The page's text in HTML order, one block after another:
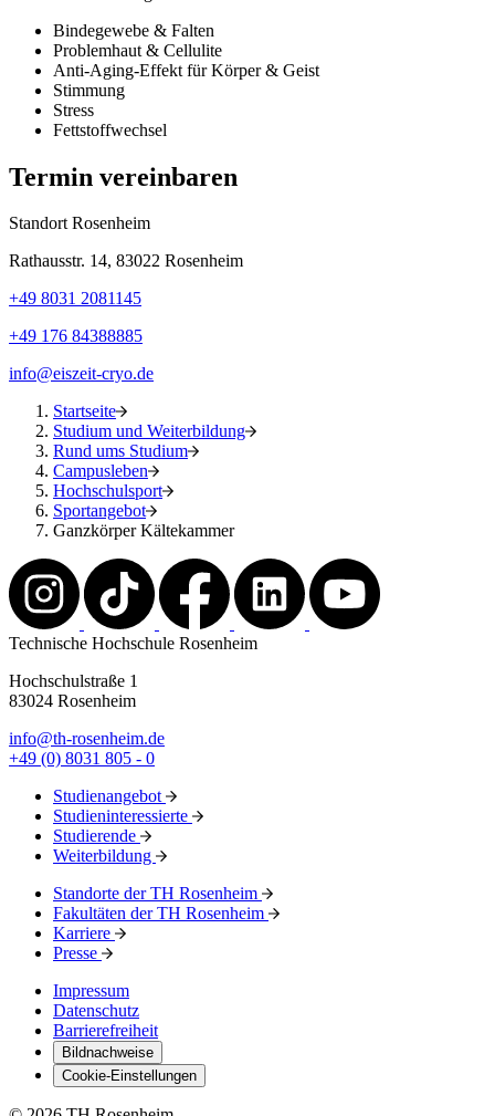
Bindegewebe & Falten
Problemhaut & Cellulite
Anti-Aging-Effekt für Körper & Geist
Stimmung
Stress
Fettstoffwechsel
Termin vereinbaren
Standort Rosenheim
Rathausstr. 14, 83022 Rosenheim
+49 8031 2081145
+49 176 84388885
info@eiszeit-cryo.de
Startseite
Studium und Weiterbildung
Rund ums Studium
Campusleben
Hochschulsport
Sportangebot
Ganzkörper Kältekammer
Technische Hochschule Rosenheim
Hochschulstraße 1
83024 Rosenheim
info@th-rosenheim.de
+49 (0) 8031 805 - 0
Studienangebot
Studieninteressierte
Studierende
Weiterbildung
Standorte der TH Rosenheim
Fakultäten der TH Rosenheim
Karriere
Presse
Impressum
Datenschutz
Barrierefreiheit
Bildnachweise
Cookie-Einstellungen